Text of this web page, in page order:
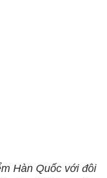
Hàn Quốc với đôi